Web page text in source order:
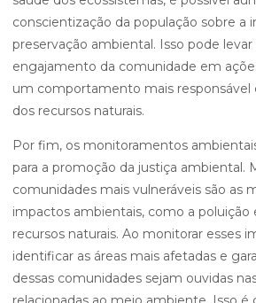
conscientização da população sobre a
preservação ambiental. Isso pode
engajamento da comunidade em
um comportamento mais responsável
dos recursos naturais.
Por fim, os monitoramentos
para a promoção da justiça ambiental.
comunidades mais vulneráveis são as
impactos ambientais, como a poluição
recursos naturais. Ao monitorar esses
identificar as áreas mais afetadas e
dessas comunidades sejam ouvidas